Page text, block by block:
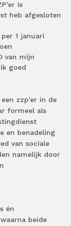
is
heb afgesloten
1 januari
van mijn
goed
zzp'er in de
formeel als
en benadeling
van sociale
namelijk door
én
beide